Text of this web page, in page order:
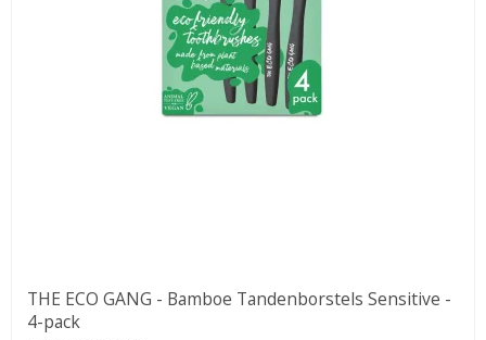
THE ECO GANG - Bamboe Tandenborstels Sensitive -
4-pack